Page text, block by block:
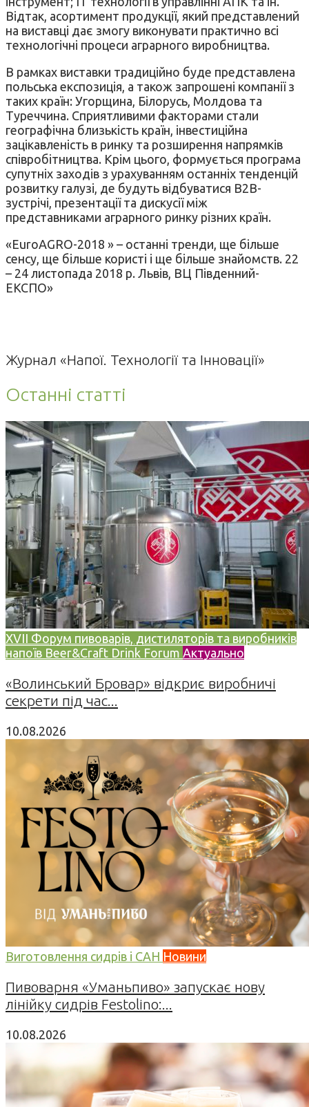
Відтак, асортимент продукції, який представлений
на виставці дає змогу виконувати практично всі
технологічні процеси аграрного виробництва.
В рамках виставки традиційно буде представлена
польська експозиція, а також запрошені компанії з
таких країн: Угорщина, Білорусь, Молдова та
Туреччина. Сприятливими факторами стали
географічна близькість країн, інвестиційна
зацікавленість в ринку та розширення напрямків
співробітництва. Крім цього, формується програма
супутніх заходів з урахуванням останніх тенденцій
розвитку галузі, де будуть відбуватися B2B-
зустрічі, презентації та дискусії між
представниками аграрного ринку різних країн.
«EuroAGRO-2018 » – останні тренди, ще більше
сенсу, ще більше користі і ще більше знайомств. 22
– 24 листопада 2018 р. Львів, ВЦ Південний-
ЕКСПО»
Журнал «Напої. Технології та Інновації»
Останні статті
XVII Форум пивоварів, дистиляторів та виробників
напоїв Beer&Craft Drink Forum Актуально
«Волинський Бровар» відкриє виробничі
секрети під час...
10.08.2026
Виготовлення сидрів і САН Новини
Пивоварня «Уманьпиво» запускає нову
лінійку сидрів Festolino:...
10.08.2026